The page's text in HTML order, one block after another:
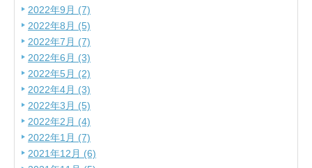
2022年9月 (7)
2022年8月 (5)
2022年7月 (7)
2022年6月 (3)
2022年5月 (2)
2022年4月 (3)
2022年3月 (5)
2022年2月 (4)
2022年1月 (7)
2021年12月 (6)